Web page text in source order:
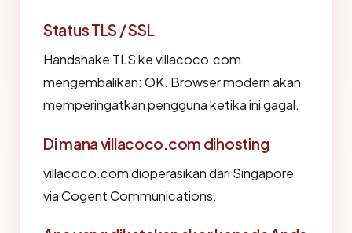
Status TLS / SSL
Handshake TLS ke villacoco.com
mengembalikan: OK. Browser modern akan
memperingatkan pengguna ketika ini gagal.
Di mana villacoco.com dihosting
villacoco.com dioperasikan dari Singapore
via Cogent Communications.